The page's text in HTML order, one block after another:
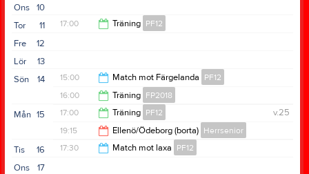
10
Ons
11
Tor 17:00 Träning PF12
12
Fre
13
Lör
14
Sön 15:00 Match mot Färgelanda PF12
16:30
16:00 Träning FP2018
17:00
15
Mån v.25
17:00 Träning PF12
18:30
19:15 Ellenö/Ödeborg (borta) Herrsenior
16
Tis 17:30 Match mot laxa PF12
17
Ons